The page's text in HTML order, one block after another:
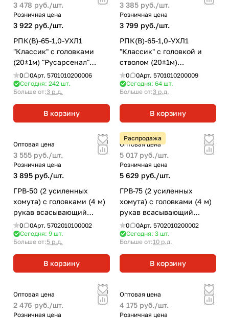
3 478 руб./шт.
Розничная цена
3 922 руб./шт.
РПК(В)-65-1,0-УХЛ1
"Классик" с головками
(20±1м) "Русарсенал"
рукав пожарный
напорный
0 0Арт. 5701010200006
Сегодня: 242 шт.
Больше от:3 р.д.
В корзину
3 385 руб./шт.
Розничная цена
3 799 руб./шт.
РПК(В)-65-1,0-УХЛ1
"Классик" с головкой и
стволом (20±1м)
"Русарсенал" рукав
пожарный напорный
0 0Арт. 5701010200009
Сегодня: 64 шт.
Больше от:3 р.д.
В корзину
Оптовая цена
3 555 руб./шт.
Розничная цена
3 895 руб./шт.
ГРВ-50 (2 усиленных
хомута) с головками (4 м)
рукав всасывающий
гофрированный
0 0Арт. 5702010100002
Сегодня: 9 шт.
Больше от:5 р.д.
В корзину
Распродажа
Оптовая цена
5 017 руб./шт.
Розничная цена
5 629 руб./шт.
ГРВ-75 (2 усиленных
хомута) с головками (4 м)
рукав всасывающий
гофрированный
0 0Арт. 5702010200002
Сегодня: 3 шт.
Больше от:10 р.д.
В корзину
Оптовая цена
2 476 руб./шт.
Розничная цена
Оптовая цена
4 175 руб./шт.
Розничная цена